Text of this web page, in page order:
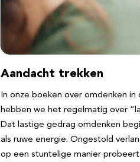
Aandacht trekken
In onze boeken over omdenken in
hebben we het regelmatig over
Dat lastige gedrag omdenken
als ruwe energie. Ongestold
op een stuntelige manier